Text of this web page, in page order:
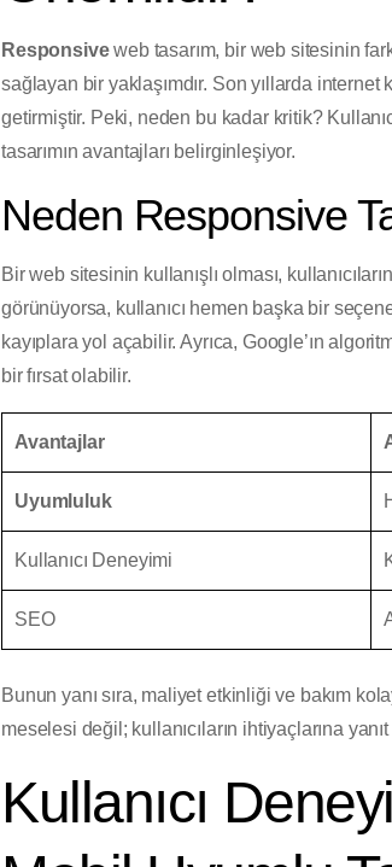
Responsiveweb tasarım, bir web sitesinin
sağlayan bir yaklaşımdır. Son yıllarda internet
getirmiştir. Peki, neden bu kadar kritik?
tasarımın avantajları belirginleşiyor.
Neden Responsive
Bir web sitesinin kullanışlı olması,
görünüyorsa, kullanıcı hemen başka bir
kayıplara yol açabilir. Ayrıca, Google’ın
bir fırsat olabilir.
Avantajlar
Uyumluluk
Kullanıcı Deneyimi
SEO
Bunun yanı sıra, maliyet etkinliği ve bakım
meselesi değil; kullanıcıların ihtiyaçlarına
Kullanıcı